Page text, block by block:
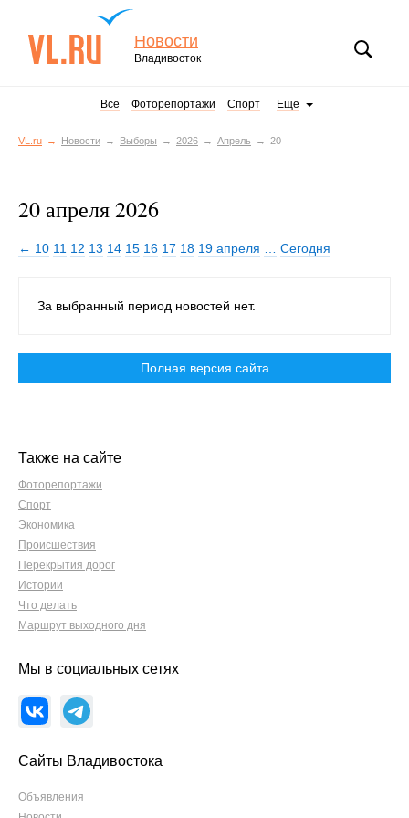
Новости
Владивосток
Все Фоторепортажи Спорт Еще
VL.ru Новости Выборы 2026 Апрель 20
20 апреля 2026
← 10 11 12 13 14 15 16 17 18 19 апреля Сегодня
За выбранный период новостей нет.
Полная версия сайта
Также на сайте
Фоторепортажи
Спорт
Экономика
Происшествия
Перекрытия дорог
Истории
Что делать
Маршрут выходного дня
Мы в социальных сетях
Сайты Владивостока
Объявления